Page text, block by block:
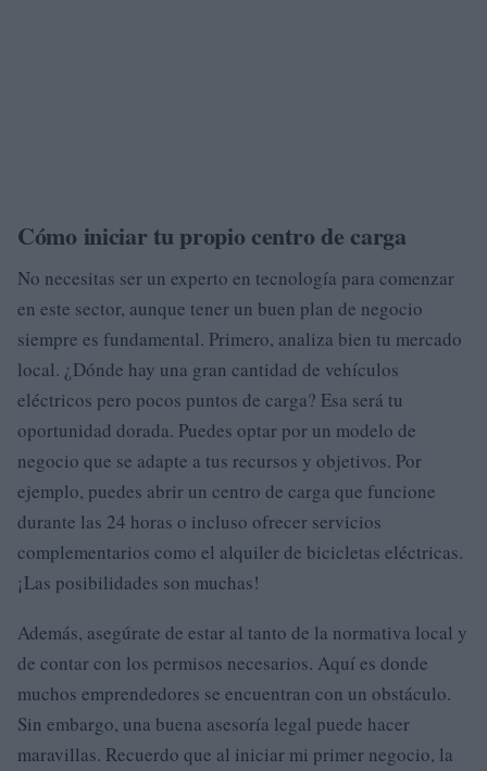
Cómo iniciar tu propio centro de carga
No necesitas ser un experto en tecnología para comenzar
en este sector, aunque tener un buen plan de negocio
siempre es fundamental. Primero, analiza bien tu mercado
local. ¿Dónde hay una gran cantidad de vehículos
eléctricos pero pocos puntos de carga? Esa será tu
oportunidad dorada. Puedes optar por un modelo de
negocio que se adapte a tus recursos y objetivos. Por
ejemplo, puedes abrir un centro de carga que funcione
durante las 24 horas o incluso ofrecer servicios
complementarios como el alquiler de bicicletas eléctricas.
¡Las posibilidades son muchas!
Además, asegúrate de estar al tanto de la normativa local y
de contar con los permisos necesarios. Aquí es donde
muchos emprendedores se encuentran con un obstáculo.
Sin embargo, una buena asesoría legal puede hacer
maravillas. Recuerdo que al iniciar mi primer negocio, la